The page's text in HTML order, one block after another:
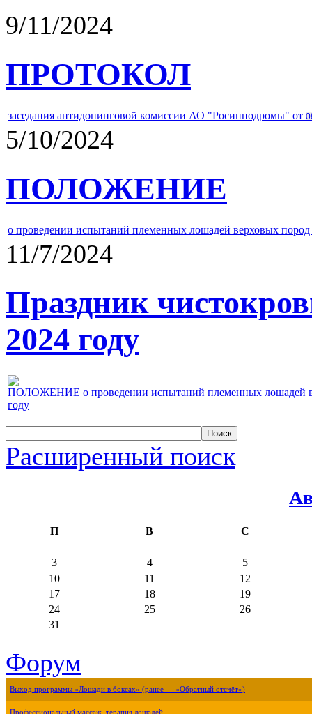
9/11/2024
ПРОТОКОЛ
заседания антидопинговой комиссии АО "Росипподромы" от
5/10/2024
ПОЛОЖЕНИЕ
о проведении испытаний племенных лошадей верховых
11/7/2024
Праздник
2024 году
ПОЛОЖЕНИЕ о проведении испытаний племенных лошадей
году
Расширенный поиск
П В С
3 4
5
10
11
12
17
18
19
24
25
26
31
Форум
Выход программы «Лошади в боксах» (ранее — «Обратный отсчёт»)
Профессиональный массаж, терапия лошадей